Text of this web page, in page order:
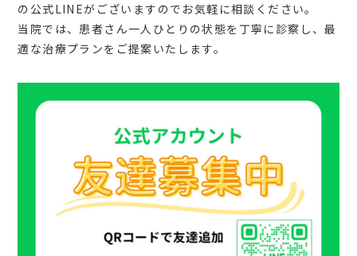
の公式LINEがございますのでお気軽に相談ください。
当院では、患者さん一人ひとりの状態を丁寧に診察し、最
適な治療プランをご提案いたします。